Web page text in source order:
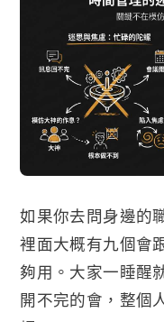
如果你去問身邊的
裡面大概有九個會
夠用。大家一睡醒
開不完的會，整個